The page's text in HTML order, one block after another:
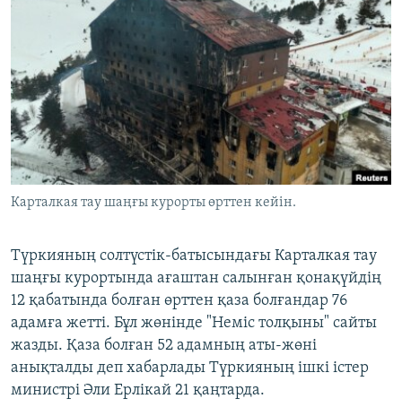
АРНАЙЫ ЖОБАЛАР
Русский
ЖАЗЫЛЫҢЫЗ
Карталкая тау шаңғы курорты өрттен кейін.
Түркияның солтүстік-батысындағы Карталкая тау
шаңғы курортында ағаштан салынған қонақүйдің
12 қабатында болған өрттен қаза болғандар 76
адамға жетті. Бұл жөнінде "Неміс толқыны" сайты
жазды. Қаза болған 52 адамның аты-жөні
анықталды деп хабарлады Түркияның ішкі істер
министрі Әли Ерлікай 21 қаңтарда.